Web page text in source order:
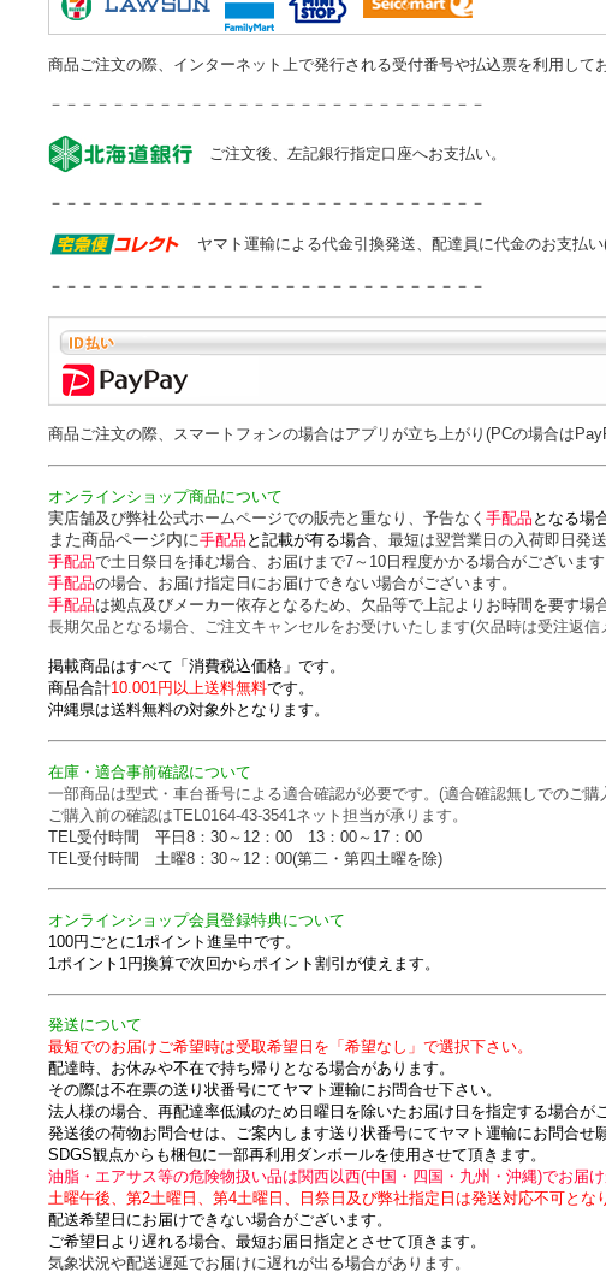
商品ご注文の際、インターネット上で発行される受付番号や払込票を利用して
－－－－－－－－－－－－－－－－－－－－－－－－－－－－
ご注文後、左記銀行指定口座へお支払い。
－－－－－－－－－－－－－－－－－－－－－－－－－－－－
ヤマト運輸による代金引換発送、配達員に代金のお支払
－－－－－－－－－－－－－－－－－－－－－－－－－－－－
商品ご注文の際、スマートフォンの場合はアプリが立ち上がり(PCの場合は
オンラインショップ商品について
実店舗及び弊社公式ホームページでの販売と重なり、予告なく 手配品 となる場
また商品ページ内に手配品 と記載が有る場合
最短は翌営業日の入荷即日発送
手配品で土日祭日を挿む場合、お届けまで7～10日程度かかる場合がございます
手配品の場合、お届け指定日にお届けできない場合がございます。
手配品は拠点及びメーカー依存となるため、欠品等で上記よりお時間を要す場
長期欠品となる場合、ご注文キャンセルをお受けいたします(欠品時は受注返
掲載商品はすべて「消費税込価格」です。
商品合計10.001円以上送料無料です。
沖縄県は送料無料の対象外となります。
在庫・適合事前確認について
一部商品は型式・車台番号による適合確認が必要です。(適合確認無しでのご購
ご購入前の確認はTEL0164-43-3541ネット担当が承ります。
TEL受付時間 平日8：30～12：00 13：00～17：00
TEL受付時間 土曜8：30～12：00(第二・第四土曜を除)
オンラインショップ会員登録特典について
100円ごとに1ポイント進呈中です。
1ポイント1円換算で次回からポイント割引が使えます。
発送について
最短でのお届けご希望時は受取希望日を「希望なし」で選択下さい。
配達時、お休みや不在で持ち帰りとなる場合があります。
その際は不在票の送り状番号にてヤマト運輸にお問合せ下さい。
法人様の場合、再配達率低減のため日曜日を除いたお届け日を指定する場合が
発送後の荷物お問合せは、ご案内します送り状番号にてヤマト運輸にお問合せ
SDGS観点からも梱包に一部再利用ダンボールを使用させて頂きます。
油脂・エアサス等の危険物扱い品は関西以西(中国・四国・九州・沖縄)でお届け
土曜午後、第2土曜日、第4土曜日、日祭日及び弊社指定日は発送対応不可とな
配送希望日にお届けできない場合がございます。
ご希望日より遅れる場合、最短お届日指定とさせて頂きます。
気象状況や配送遅延でお届けに遅れが出る場合があります。